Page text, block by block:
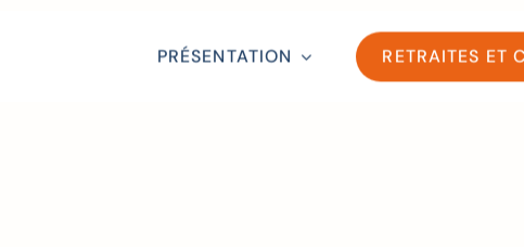
PRÉSENTATION RETRAITES ET